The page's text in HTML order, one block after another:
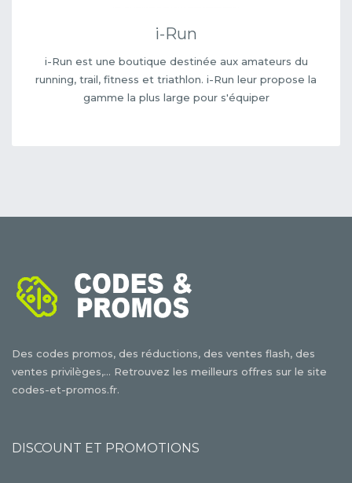
i-Run
i-Run est une boutique destinée aux amateurs du
running, trail, fitness et triathlon. i-Run leur propose la
gamme la plus large pour s'équiper
Des codes promos, des réductions, des ventes flash, des
ventes privilèges,... Retrouvez les meilleurs offres sur le site
codes-et-promos.fr.
DISCOUNT ET PROMOTIONS